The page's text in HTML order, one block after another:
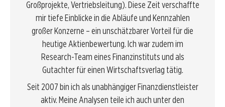
Großprojekte, Vertriebsleitung). Diese Zeit verschaffte
mir tiefe Einblicke in die Abläufe und Kennzahlen
großer Konzerne – ein unschätzbarer Vorteil für die
heutige Aktienbewertung. Ich war zudem im
Research-Team eines Finanzinstituts und als
Gutachter für einen Wirtschaftsverlag tätig.
Seit 2007 bin ich als unabhängiger Finanzdienstleister
aktiv. Meine Analysen teile ich auch unter den